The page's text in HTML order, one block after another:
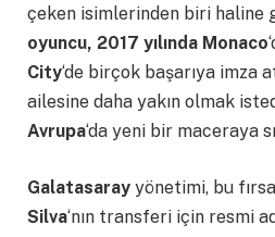
çeken isimlerinden biri haline
oyuncu, 2017 yılında Monaco
City‘de birçok başarıya imza
ailesine daha yakın olmak
Avrupa‘da yeni bir maceraya
Galatasaray yönetimi, bu
Silva‘nın transferi için resmi